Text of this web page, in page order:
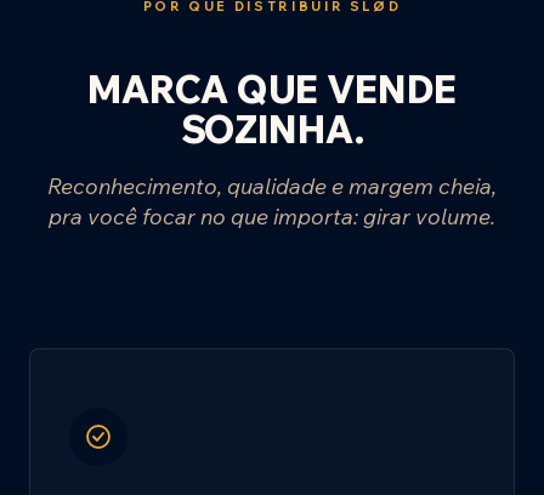
POR QUE DISTRIBUIR SLØD
MARCA QUE VENDE
SOZINHA.
Reconhecimento, qualidade e margem cheia,
pra você focar no que importa: girar volume.